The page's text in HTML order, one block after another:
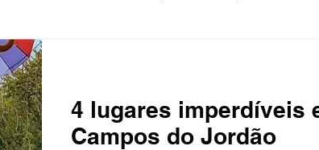
mar - capital
Brasileira Atrações Árabe
4 lugares imperdíveis
Campos do Jordão